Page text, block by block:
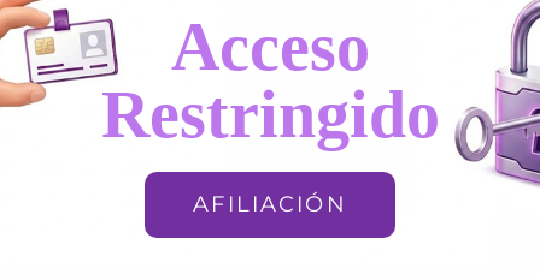
QUIÉNES SOMOS Acceso
Restringido
AFILIACIÓN